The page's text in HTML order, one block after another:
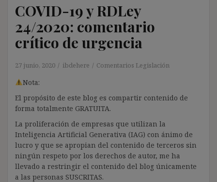
COVID-19 y RDLey
24/2020: comentario
crítico de urgencia
27 junio, 2020 ibdehere Comentarios Legislación
Nota:
El propósito de este blog es compartir contenido de
forma totalmente GRATUITA.
La proliferación de empresas que utilizan la
Inteligencia Artificial Generativa (IAG) con ánimo de
lucro y que se apropian del contenido de terceros sin
ningún respeto por los derechos de autor, me ha
llevado a restringir el contenido del blog únicamente
a las personas SUSCRITAS.